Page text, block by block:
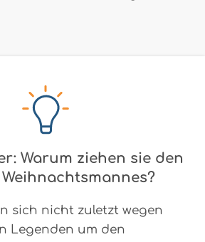
Warum ziehen sie den
sich nicht zuletzt wegen
Legenden um den